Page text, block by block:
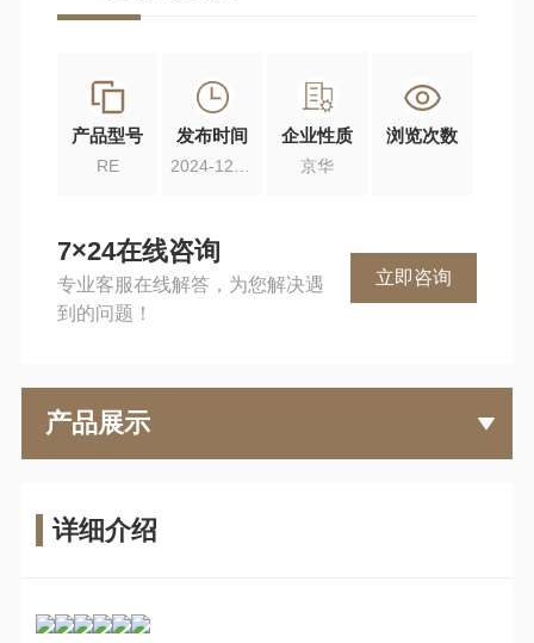
产品型号
RE
发布时间 企业性质
京华
浏览次数
7×24在线咨询
专业客服在线解答，为您解决遇
到的问题！
立即咨询
产品展示
详细介绍